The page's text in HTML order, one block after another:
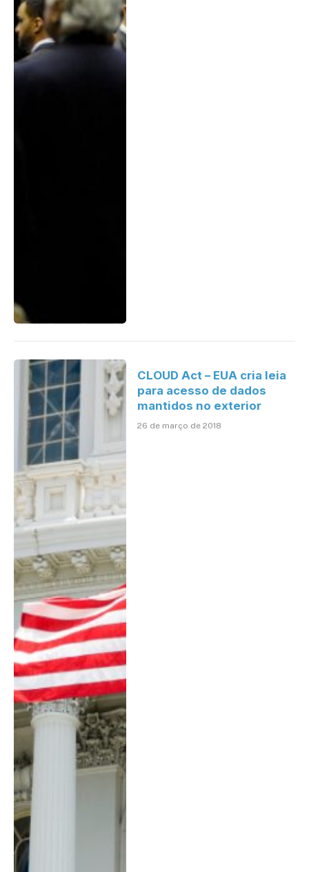
CLOUD Act – EUA cria leia
para acesso de dados
mantidos no exterior
26 de março de 2018